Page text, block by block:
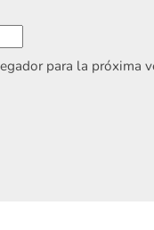
para la próxima